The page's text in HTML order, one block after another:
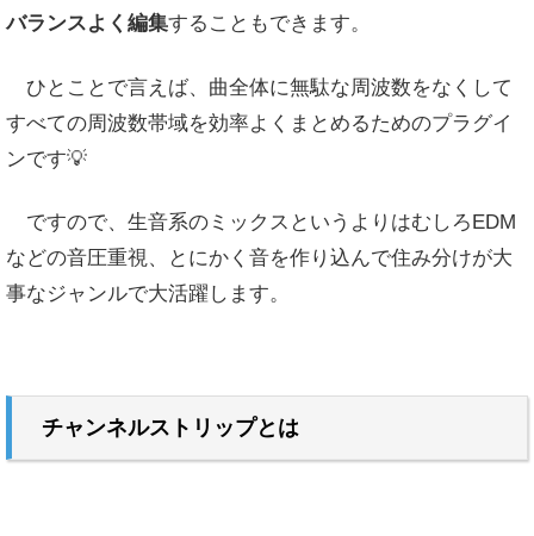
バランスよく編集することもできます。
ひとことで言えば、曲全体に無駄な周波数をなくして
すべての周波数帯域を効率よくまとめるためのプラグイ
ンです💡
ですので、生音系のミックスというよりはむしろEDM
などの音圧重視、とにかく音を作り込んで住み分けが大
事なジャンルで大活躍します。
チャンネルストリップとは